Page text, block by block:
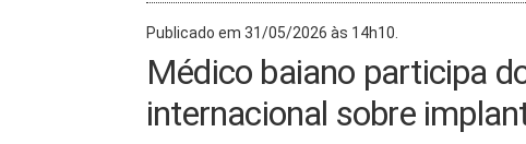
Publicado em 31/05/2026 às 14h10.
Médico baiano participa
internacional sobre